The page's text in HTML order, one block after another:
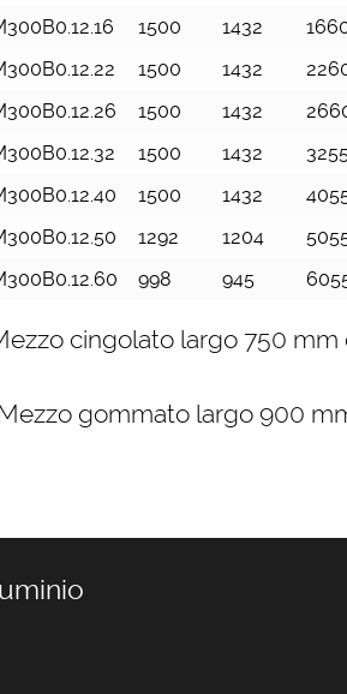
1500 1432
1500 1432
1500 1432
1500 1432
1500 1432
1292 1204
998 945
cingolato largo 750
Mezzo gommato largo 900